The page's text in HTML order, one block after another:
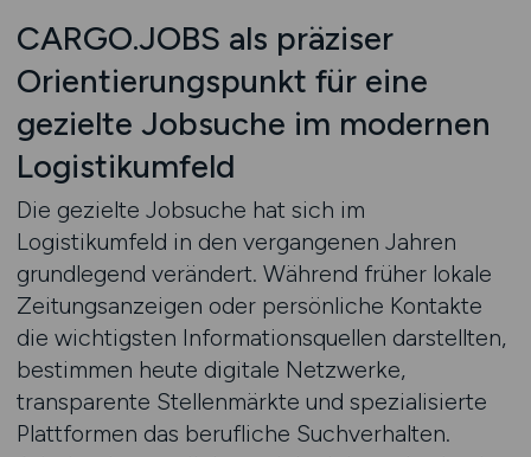
CARGO.JOBS als präziser
Orientierungspunkt für eine
gezielte Jobsuche im modernen
Logistikumfeld
Die gezielte Jobsuche hat sich im
Logistikumfeld in den vergangenen Jahren
grundlegend verändert. Während früher lokale
Zeitungsanzeigen oder persönliche Kontakte
die wichtigsten Informationsquellen darstellten,
bestimmen heute digitale Netzwerke,
transparente Stellenmärkte und spezialisierte
Plattformen das berufliche Suchverhalten.